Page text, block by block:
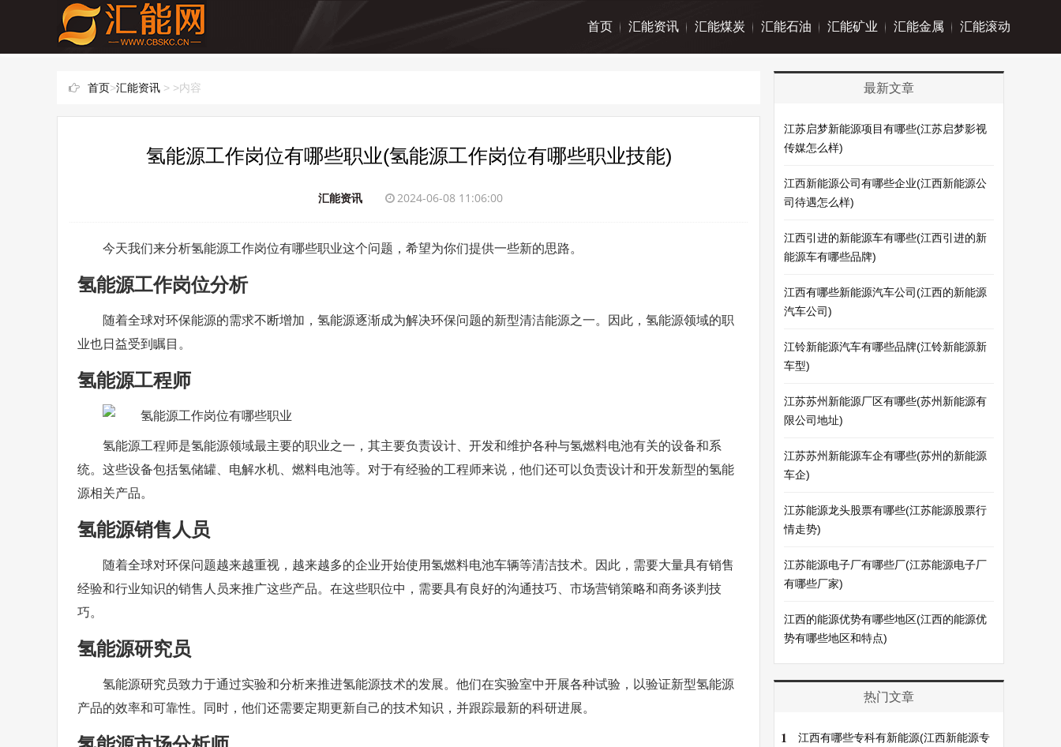
首页 汇能资讯 汇能煤炭 汇能石油 汇能矿业 汇能金属 汇能滚动
首页>汇能资讯 > >内容
氢能源工作岗位有哪些职业(氢能源工作岗位有哪些职业技能)
汇能资讯 2024-06-08 11:06:00
今天我们来分析氢能源工作岗位有哪些职业这个问题，希望为你们提供一些新的思路。
氢能源工作岗位分析
随着全球对环保能源的需求不断增加，氢能源逐渐成为解决环保问题的新型清洁能源之一。因此，氢能源领域的职
业也日益受到瞩目。
氢能源工程师
氢能源工程师是氢能源领域最主要的职业之一，其主要负责设计、开发和维护各种与氢燃料电池有关的设备和系
统。这些设备包括氢储罐、电解水机、燃料电池等。对于有经验的工程师来说，他们还可以负责设计和开发新型的氢能
源相关产品。
氢能源销售人员
随着全球对环保问题越来越重视，越来越多的企业开始使用氢燃料电池车辆等清洁技术。因此，需要大量具有销售
经验和行业知识的销售人员来推广这些产品。在这些职位中，需要具有良好的沟通技巧、市场营销策略和商务谈判技
巧。
氢能源研究员
氢能源研究员致力于通过实验和分析来推进氢能源技术的发展。他们在实验室中开展各种试验，以验证新型氢能源
产品的效率和可靠性。同时，他们还需要定期更新自己的技术知识，并跟踪最新的科研进展。
最新文章
江苏启梦新能源项目有哪些(江苏启梦影视
传媒怎么样)
江西新能源公司有哪些企业(江西新能源公
司待遇怎么样)
江西引进的新能源车有哪些(江西引进的新
能源车有哪些品牌)
江西有哪些新能源汽车公司(江西的新能源
汽车公司)
江铃新能源汽车有哪些品牌(江铃新能源新
车型)
江苏苏州新能源厂区有哪些(苏州新能源有
限公司地址)
江苏苏州新能源车企有哪些(苏州的新能源
车企)
江苏能源龙头股票有哪些(江苏能源股票行
情走势)
江苏能源电子厂有哪些厂(江苏能源电子厂
有哪些厂家)
江西的能源优势有哪些地区(江西的能源优
势有哪些地区和特点)
热门文章
1
江西有哪些专科有新能源(江西新能源专